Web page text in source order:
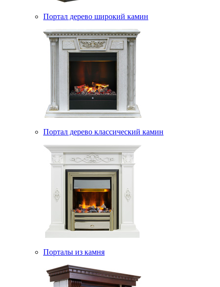
Портал дерево широкий камин
Портал дерево классический камин
Порталы из камня